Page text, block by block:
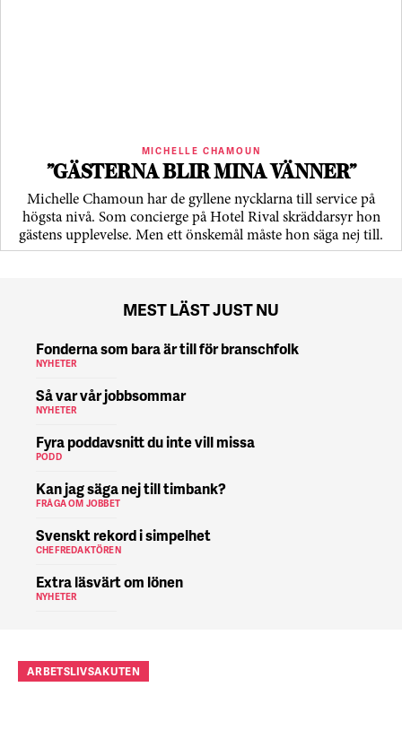
MICHELLE CHAMOUN
”GÄSTERNA BLIR MINA VÄNNER”
Michelle Chamoun har de gyllene nycklarna till service på
högsta nivå. Som concierge på Hotel Rival skräddarsyr hon
gästens upp­levelse. Men ett önskemål måste hon säga nej till.
MEST LÄST JUST NU
Fonderna som bara är till för branschfolk
NYHETER
Så var vår jobbsommar
NYHETER
Fyra poddavsnitt du inte vill missa
PODD
Kan jag säga nej till timbank?
FRÅGA OM JOBBET
Svenskt rekord i simpelhet
CHEFREDAKTÖREN
Extra läsvärt om lönen
NYHETER
ARBETSLIVSAKUTEN